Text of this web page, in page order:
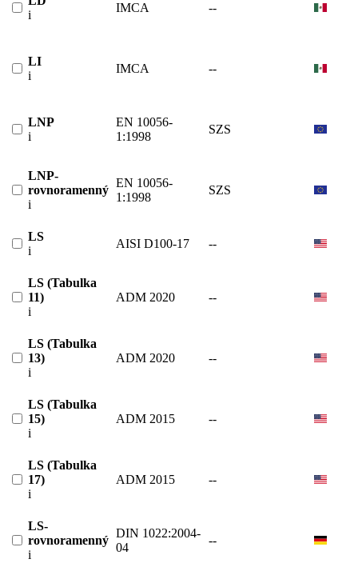
i
IMCA --
LI
i
IMCA --
LNP
i
EN 10056-
1:1998
SZS
LNP-
rovnoramenný
i
EN 10056-
1:1998
SZS
LS
i
AISI D100-17 --
LS (Tabulka
11)
i
ADM 2020 --
LS (Tabulka
13)
i
ADM 2020 --
LS (Tabulka
15)
i
ADM 2015 --
LS (Tabulka
17)
i
ADM 2015 --
LS-
rovnoramenný
i
DIN 1022:2004-
04
--